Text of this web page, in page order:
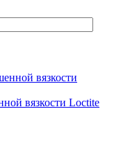
вязкости Loctite